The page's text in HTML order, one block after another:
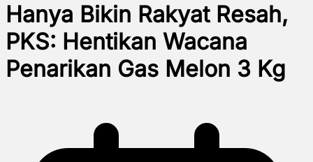
Hanya Bikin Rakyat Resah,
PKS: Hentikan Wacana
Penarikan Gas Melon 3 Kg